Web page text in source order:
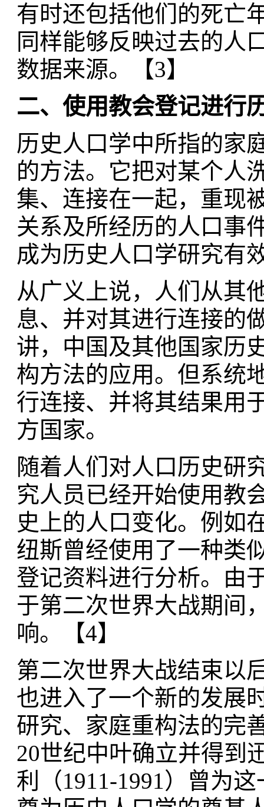
有时还包括他们的死亡
同样能够反映过去的人
数据来源。【3】
二、使用教会登记进行
历史人口学中所指的家
的方法。它把对某个人
集、连接在一起，重现
关系及所经历的人口事
成为历史人口学研究有
从广义上说，人们从其
息、并对其进行连接的
讲，中国及其他国家历
构方法的应用。但系统
行连接、并将其结果用
方国家。
随着人们对人口历史研
究人员已经开始使用教
史上的人口变化。例如
纽斯曾经使用了一种类
登记资料进行分析。由
于第二次世界大战期间
响。【4】
第二次世界大战结束以
也进入了一个新的发展
研究、家庭重构法的完
20世纪中叶确立并得到
利（1911-1991）曾为